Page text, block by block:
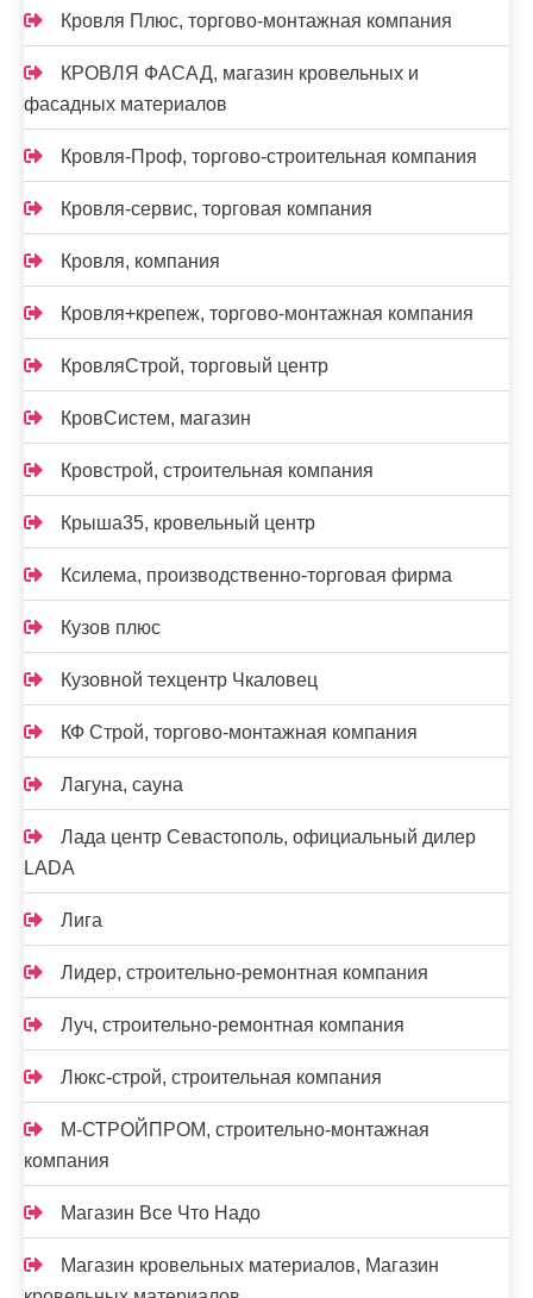
Кровля Плюс, торгово-монтажная компания
КРОВЛЯ ФАСАД, магазин кровельных и
фасадных материалов
Кровля-Проф, торгово-строительная компания
Кровля-сервис, торговая компания
Кровля, компания
Кровля+крепеж, торгово-монтажная компания
КровляСтрой, торговый центр
КровСистем, магазин
Кровстрой, строительная компания
Крыша35, кровельный центр
Ксилема, производственно-торговая фирма
Кузов плюс
Кузовной техцентр Чкаловец
КФ Строй, торгово-монтажная компания
Лагуна, сауна
Лада центр Севастополь, официальный дилер
LADA
Лига
Лидер, строительно-ремонтная компания
Луч, строительно-ремонтная компания
Люкс-строй, строительная компания
М-СТРОЙПРОМ, строительно-монтажная
компания
Магазин Все Что Надо
Магазин кровельных материалов, Магазин